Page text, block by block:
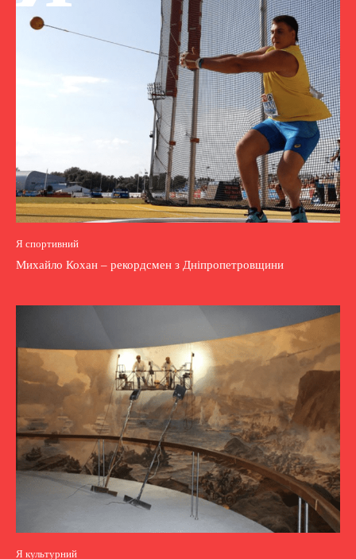
Я спортивний
Михайло Кохан – рекордсмен з Дніпропетровщини
Я культурний